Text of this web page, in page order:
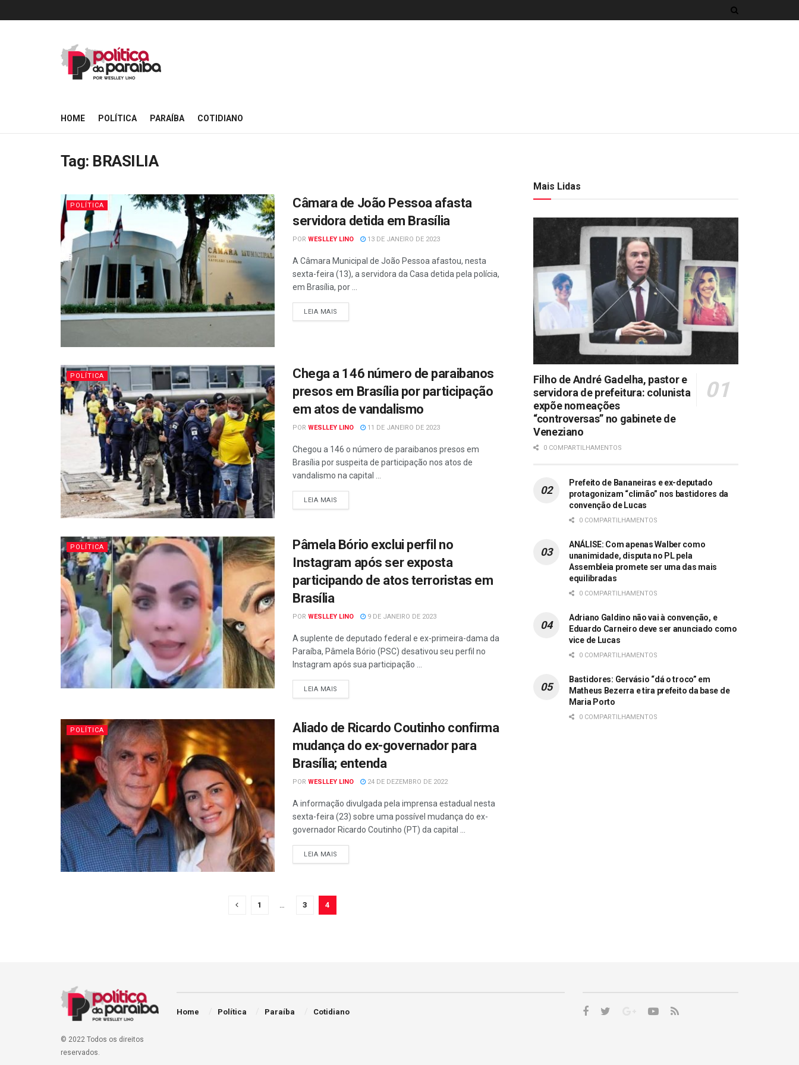
HOME POLÍTICA PARAÍBA COTIDIANO
Tag: BRASILIA
POLÍTICA
Câmara de João Pessoa afasta
servidora detida em Brasília
POR WESLLEY LINO 13 DE JANEIRO DE 2023
A Câmara Municipal de João Pessoa afastou, nesta
sexta-feira (13), a servidora da Casa detida pela polícia,
em Brasília, por ...
LEIA MAIS
POLÍTICA
Chega a 146 número de paraibanos
presos em Brasília por participação
em atos de vandalismo
POR WESLLEY LINO 11 DE JANEIRO DE 2023
Chegou a 146 o número de paraibanos presos em
Brasília por suspeita de participação nos atos de
vandalismo na capital ...
LEIA MAIS
POLÍTICA
Pâmela Bório exclui perfil no
Instagram após ser exposta
participando de atos terroristas em
Brasília
POR WESLLEY LINO 9 DE JANEIRO DE 2023
A suplente de deputado federal e ex-primeira-dama da
Paraíba, Pâmela Bório (PSC) desativou seu perfil no
Instagram após sua participação ...
LEIA MAIS
POLÍTICA
Aliado de Ricardo Coutinho confirma
mudança do ex-governador para
Brasília; entenda
POR WESLLEY LINO 24 DE DEZEMBRO DE 2022
A informação divulgada pela imprensa estadual nesta
sexta-feira (23) sobre uma possível mudança do ex-
governador Ricardo Coutinho (PT) da capital ...
LEIA MAIS
1 … 3 4
Mais Lidas
Filho de André Gadelha, pastor e
servidora de prefeitura: colunista
expõe nomeações
“controversas” no gabinete de
Veneziano
0 COMPARTILHAMENTOS
Prefeito de Bananeiras e ex-deputado
protagonizam “climão” nos bastidores da
convenção de Lucas
0 COMPARTILHAMENTOS
ANÁLISE: Com apenas Walber como
unanimidade, disputa no PL pela
Assembleia promete ser uma das mais
equilibradas
0 COMPARTILHAMENTOS
Adriano Galdino não vai à convenção, e
Eduardo Carneiro deve ser anunciado como
vice de Lucas
0 COMPARTILHAMENTOS
Bastidores: Gervásio “dá o troco” em
Matheus Bezerra e tira prefeito da base de
Maria Porto
0 COMPARTILHAMENTOS
© 2022 Todos os direitos
reservados.
Home Política Paraíba Cotidiano